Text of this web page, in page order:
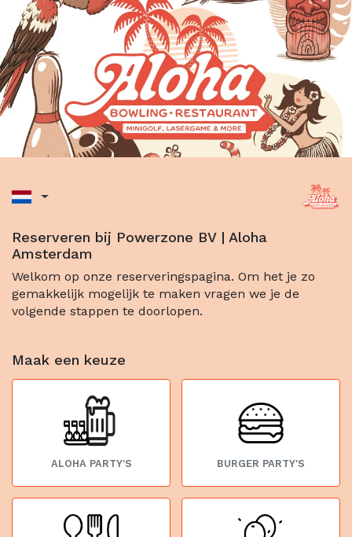
Reserveren bij Powerzone BV | Aloha
Amsterdam
Welkom op onze reserveringspagina. Om het je zo
gemakkelijk mogelijk te maken vragen we je de
volgende stappen te doorlopen.
Maak een keuze
ALOHA PARTY'S BURGER PARTY'S